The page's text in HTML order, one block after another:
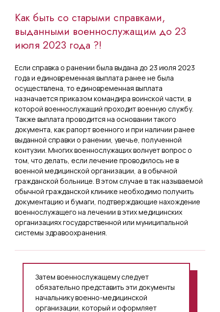
Как быть со старыми справками,
выданными военнослужащим до 23
июля 2023 года ?!
Если справка о ранении была выдана до 23 июля 2023
года и единовременная выплата ранее не была
осуществлена, то единовременная выплата
назначается приказом командира воинской части, в
которой военнослужащий проходит военную службу.
Также выплата проводится на основании такого
документа, как рапорт военного и при наличии ранее
выданной справки о ранении, увечье, полученной
контузии. Многих военнослужащих волнует вопрос о
том, что делать, если лечение проводилось не в
военной медицинской организации, а в обычной
гражданской больнице. В этом случае в так называемой
обычной гражданской клинике необходимо получить
документацию и бумаги, подтверждающие нахождение
военнослужащего на лечении в этих медицинских
организациях государственной или муниципальной
системы здравоохранения.
Затем военнослужащему следует
обязательно представить эти документы
начальнику военно-медицинской
организации, который и оформляет